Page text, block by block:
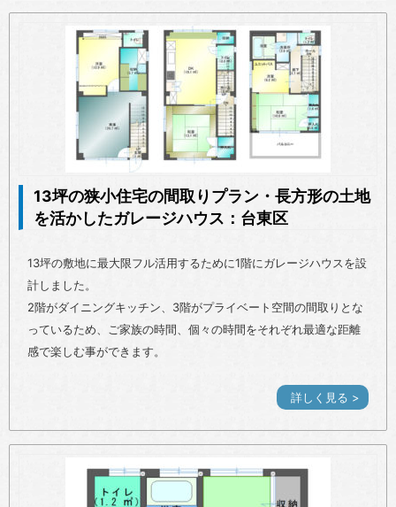
13坪の狭小住宅の間取りプラン・長方形の土地
を活かしたガレージハウス：台東区
13坪の敷地に最大限フル活用するために1階にガレージハウスを設
計しました。
2階がダイニングキッチン、3階がプライベート空間の間取りとな
っているため、ご家族の時間、個々の時間をそれぞれ最適な距離
感で楽しむ事ができます。
詳しく見る >